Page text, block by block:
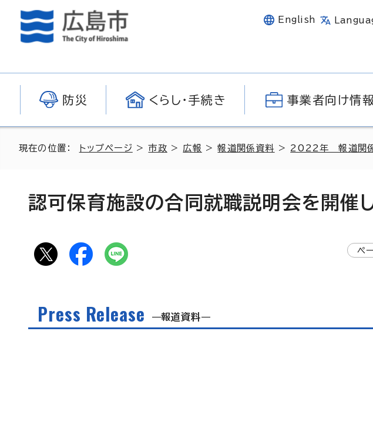
English
防災 くらし・手続き 事業者向け情報
現在の位置： トップページ >市政 > 広報 >報道関係資料 > 2022年 報道関
認可保育施設の合同就職説明会を開催
ペ
Press Release 報道資料